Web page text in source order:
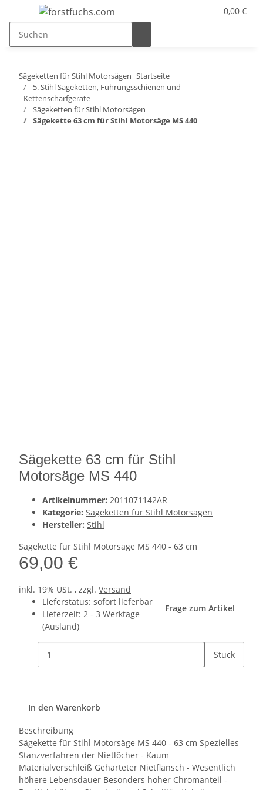
0,00 €
Sägeketten für Stihl Motorsägen Startseite
5. Stihl Sägeketten, Führungsschienen und
Kettenschärfgeräte
Sägeketten für Stihl Motorsägen
Sägekette 63 cm für Stihl Motorsäge MS 440
Sägekette 63 cm für Stihl
Motorsäge MS 440
Artikelnummer: 2011071142AR
Kategorie: Sägeketten für Stihl Motorsägen
Hersteller: Stihl
Sägekette für Stihl Motorsäge MS 440 - 63 cm
69,00 €
inkl. 19% USt. , zzgl. Versand
Lieferstatus: sofort lieferbar
Lieferzeit: 2 - 3 Werktage
(Ausland)
Frage zum Artikel
Stück
In den Warenkorb
Beschreibung
Sägekette für Stihl Motorsäge MS 440 - 63 cm Spezielles
Stanzverfahren der Nietlöcher - Kaum
Materialverschleiß Gehärteter Nietflansch - Wesentlich
höhere Lebensdauer Besonders hoher Chromanteil -